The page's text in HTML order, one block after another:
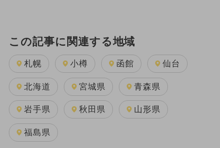
この記事に関連する地域
札幌 小樽 函館 仙台
北海道 宮城県 青森県
岩手県 秋田県 山形県
福島県